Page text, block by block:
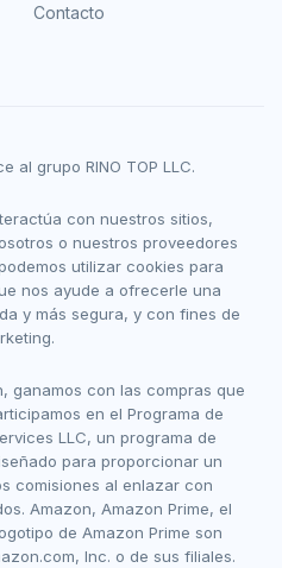
Contacto
al grupo RINO TOP LLC.
con nuestros sitios,
o nuestros proveedores
utilizar cookies para
nos ayude a ofrecerle una
y más segura, y con fines de
ganamos con las compras que
en el Programa de
LLC, un programa de
para proporcionar un
comisiones al enlazar con
Amazon, Amazon Prime, el
de Amazon Prime son
Inc. o de sus filiales.